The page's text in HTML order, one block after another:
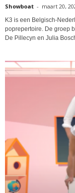
Showboat - maart 20,
K3 is een Belgisch-
poprepertoire. De groep
De Pillecyn en Julia